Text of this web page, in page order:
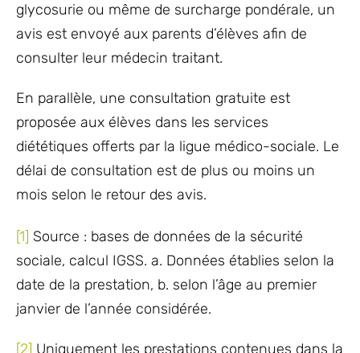
glycosurie ou même de surcharge pondérale, un
avis est envoyé aux parents d’élèves afin de
consulter leur médecin traitant.
En parallèle, une consultation gratuite est
proposée aux élèves dans les services
diététiques offerts par la ligue médico-sociale. Le
délai de consultation est de plus ou moins un
mois selon le retour des avis.
[1] Source : bases de données de la sécurité
sociale, calcul IGSS. a. Données établies selon la
date de la prestation, b. selon l’âge au premier
janvier de l’année considérée.
[2] Uniquement les prestations contenues dans la